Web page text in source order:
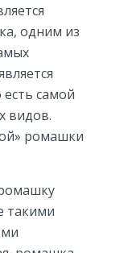
одним из
самой
видов.
ромашки
такими